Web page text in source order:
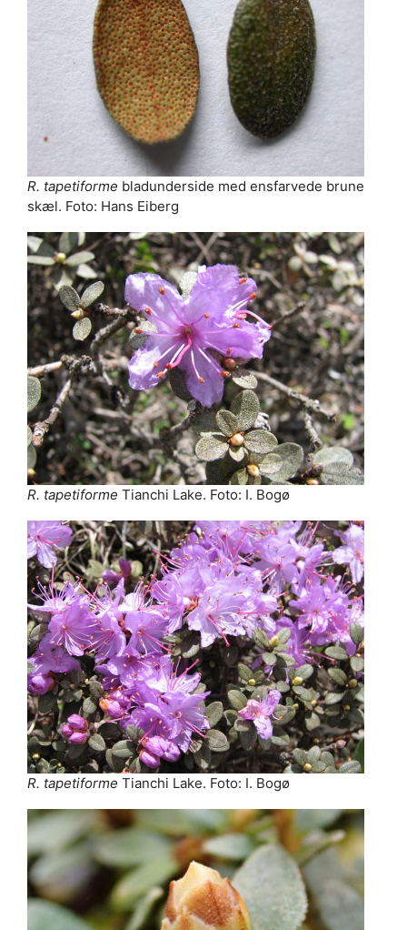
R. tapetiforme bladunderside med ensfarvede brune
skæl. Foto: Hans Eiberg
R. tapetiforme Tianchi Lake. Foto: I. Bogø
R. tapetiforme Tianchi Lake. Foto: I. Bogø